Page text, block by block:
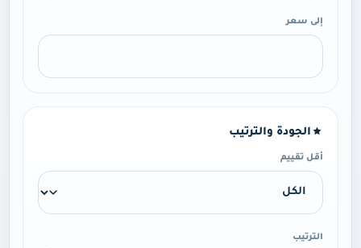
إلى سعر
الجودة والترتيب
أقل تقييم
الترتيب